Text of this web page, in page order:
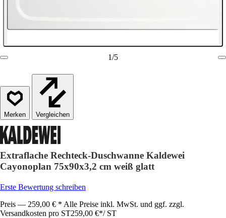
1/5
Vergleichen
Extraflache Rechteck-Duschwanne Kaldewei
Cayonoplan 75x90x3,2 cm weiß glatt
Erste Bewertung schreiben
Preis — 259,00 € * Alle Preise inkl. MwSt. und ggf. zzgl.
Versandkosten pro ST259,00 €*/ ST